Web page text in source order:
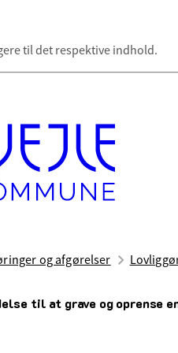
til det respektive indhold.
og afgørelser
til at grave og oprense
2025